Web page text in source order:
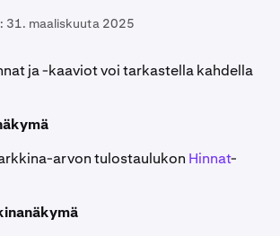
31. maaliskuuta 2025
ja -kaaviot voi tarkastella kahdella
arvon tulostaulukon Hinnat-